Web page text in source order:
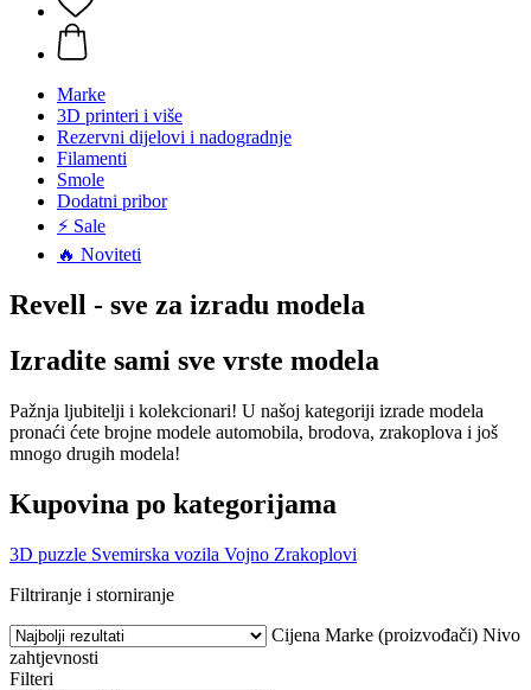
Marke
3D printeri i više
Rezervni dijelovi i nadogradnje
Filamenti
Smole
Dodatni pribor
⚡ Sale
🔥 Noviteti
Revell - sve za izradu modela
Izradite sami sve vrste modela
Pažnja ljubitelji i kolekcionari! U našoj kategoriji izrade modela
pronaći ćete brojne modele automobila, brodova, zrakoplova i još
mnogo drugih modela!
Kupovina po kategorijama
3D puzzle Svemirska vozila Vojno Zrakoplovi
Filtriranje i storniranje
Cijena Marke (proizvođači) Nivo
zahtjevnosti
Filteri